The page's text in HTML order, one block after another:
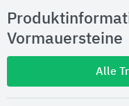
Vormauersteine
Alle